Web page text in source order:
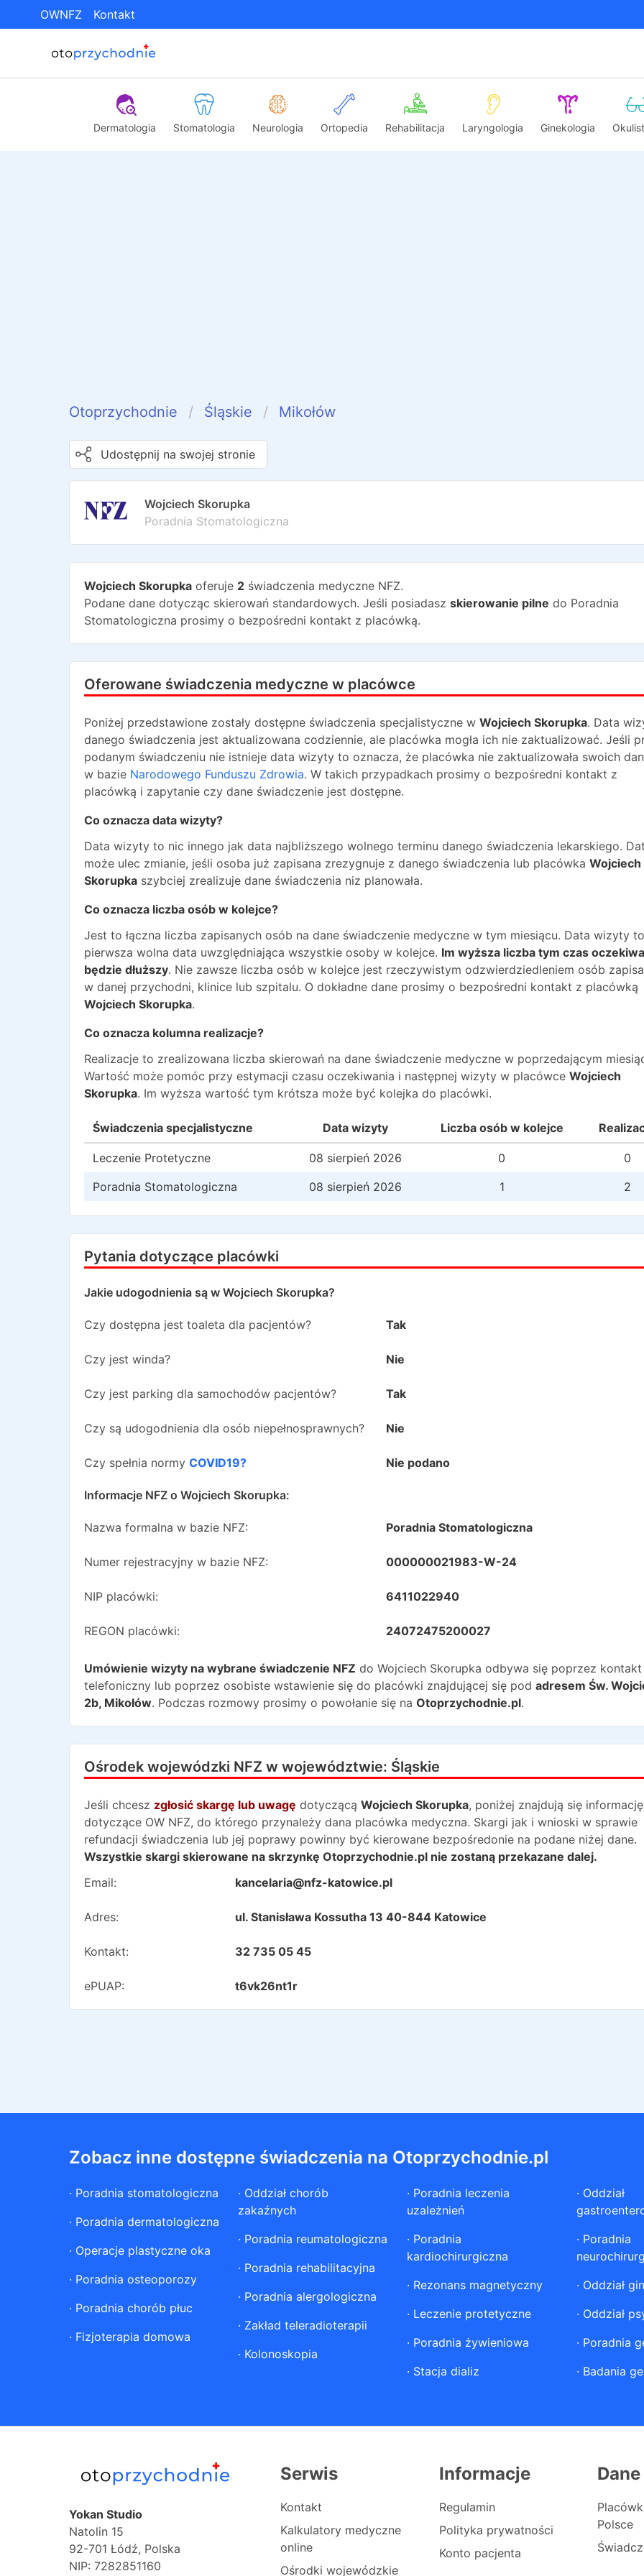
OWNFZ Kontakt
Dermatologia Stomatologia Neurologia Ortopedia Rehabilitacja Laryngologia Ginekologia
Otoprzychodnie Śląskie Mikołów
Udostępnij na swojej stronie
Wojciech Skorupka
Poradnia Stomatologiczna
Wojciech Skorupka oferuje 2 świadczenia medyczne NFZ.
Podane dane dotycząc skierowań standardowych. Jeśli posiadasz skierowanie pilne do Poradnia
Stomatologiczna prosimy o bezpośredni kontakt z placówką.
Oferowane świadczenia medyczne w placówce
Poniżej przedstawione zostały dostępne świadczenia specjalistyczne w Wojciech Skorupka. Data
danego świadczenia jest aktualizowana codziennie, ale placówka mogła ich nie zaktualizować. Jeśli
podanym świadczeniu nie istnieje data wizyty to oznacza, że placówka nie zaktualizowała swoich
w bazie Narodowego Funduszu Zdrowia. W takich przypadkach prosimy o bezpośredni kontakt z
placówką i zapytanie czy dane świadczenie jest dostępne.
Co oznacza data wizyty?
Data wizyty to nic innego jak data najbliższego wolnego terminu danego świadczenia lekarskiego.
może ulec zmianie, jeśli osoba już zapisana zrezygnuje z danego świadczenia lub placówka Wojciech
Skorupka szybciej zrealizuje dane świadczenia niz planowała.
Co oznacza liczba osób w kolejce?
Jest to łączna liczba zapisanych osób na dane świadczenie medyczne w tym miesiącu. Data wizyty to
pierwsza wolna data uwzględniająca wszystkie osoby w kolejce. Im wyższa liczba tym czas
będzie dłuższy. Nie zawsze liczba osób w kolejce jest rzeczywistym odzwierdziedleniem osób
w danej przychodni, klinice lub szpitalu. O dokładne dane prosimy o bezpośredni kontakt z placówką
Wojciech Skorupka.
Co oznacza kolumna realizacje?
Realizacje to zrealizowana liczba skierowań na dane świadczenie medyczne w poprzedającym
Wartość może pomóc przy estymacji czasu oczekiwania i następnej wizyty w placówce Wojciech
Skorupka. Im wyższa wartość tym krótsza może być kolejka do placówki.
Świadczenia specjalistyczne Data wizyty Liczba osób w kolejce
Leczenie Protetyczne 08 sierpień 2026 0
0
Poradnia Stomatologiczna
08 sierpień 2026 1 2
Pytania dotyczące placówki
Jakie udogodnienia są w Wojciech Skorupka?
Czy dostępna jest toaleta dla pacjentów? Tak
Czy jest winda? Nie
Czy jest parking dla samochodów pacjentów? Tak
Czy są udogodnienia dla osób niepełnosprawnych? Nie
Czy spełnia normy COVID19? Nie podano
Informacje NFZ o Wojciech Skorupka:
Nazwa formalna w bazie NFZ: Poradnia Stomatologiczna
Numer rejestracyjny w bazie NFZ: 000000021983-W-24
NIP placówki: 6411022940
REGON placówki: 24072475200027
Umówienie wizyty na wybrane świadczenie NFZ do Wojciech Skorupka odbywa się poprzez kontakt
telefoniczny lub poprzez osobiste wstawienie się do placówki znajdującej się pod adresem Św.
2b, Mikołów. Podczas rozmowy prosimy o powołanie się na Otoprzychodnie.pl.
Ośrodek wojewódzki NFZ w województwie: Śląskie
Jeśli chcesz zgłosić skargę lub uwagę dotyczącą Wojciech Skorupka, poniżej znajdują się informację
dotyczące OW NFZ, do którego przynależy dana placówka medyczna. Skargi jak i wnioski w sprawie
refundacji świadczenia lub jej poprawy powinny być kierowane bezpośredonie na podane niżej dane.
Wszystkie skargi skierowane na skrzynkę Otoprzychodnie.pl nie zostaną przekazane dalej.
Email:
kancelaria@nfz-katowice.pl
Adres: ul. Stanisława Kossutha 13 40-844 Katowice
Kontakt: 32 735 05 45
ePUAP: t6vk26nt1r
Zobacz inne dostępne świadczenia na Otoprzychodnie.pl
· Poradnia stomatologiczna
· Poradnia dermatologiczna
· Operacje plastyczne oka
· Poradnia osteoporozy
· Poradnia chorób płuc
· Fizjoterapia domowa
· Oddział chorób
zakaźnych
· Poradnia reumatologiczna
· Poradnia rehabilitacyjna
· Poradnia alergologiczna
· Zakład teleradioterapii
· Kolonoskopia
· Poradnia leczenia
uzależnień
· Poradnia
kardiochirurgiczna
· Rezonans magnetyczny
· Leczenie protetyczne
· Poradnia żywieniowa
· Stacja dializ
· Oddział
· Poradnia
· Oddział
· Oddział
· Poradnia
· Badania
Yokan Studio
Natolin 15
92-701 Łódź, Polska
NIP: 7282851160
Serwis
Kontakt
Kalkulatory medyczne
online
Ośrodki wojewódzkie
Informacje
Regulamin
Polityka prywatności
Konto pacjenta
Dane
Polsce